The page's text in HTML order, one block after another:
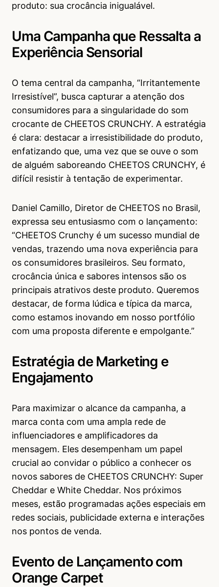
produto: sua crocância inigualável.
Uma Campanha que Ressalta a
Experiência Sensorial
O tema central da campanha, “Irritantemente
Irresistível”, busca capturar a atenção dos
consumidores para a singularidade do som
crocante de CHEETOS CRUNCHY. A estratégia
é clara: destacar a irresistibilidade do produto,
enfatizando que, uma vez que se ouve o som
de alguém saboreando CHEETOS CRUNCHY, é
difícil resistir à tentação de experimentar.
Daniel Camillo, Diretor de CHEETOS no Brasil,
expressa seu entusiasmo com o lançamento:
“CHEETOS Crunchy é um sucesso mundial de
vendas, trazendo uma nova experiência para
os consumidores brasileiros. Seu formato,
crocância única e sabores intensos são os
principais atrativos deste produto. Queremos
destacar, de forma lúdica e típica da marca,
como estamos inovando em nosso portfólio
com uma proposta diferente e empolgante.”
Estratégia de Marketing e
Engajamento
Para maximizar o alcance da campanha, a
marca conta com uma ampla rede de
influenciadores e amplificadores da
mensagem. Eles desempenham um papel
crucial ao convidar o público a conhecer os
novos sabores de CHEETOS CRUNCHY: Super
Cheddar e White Cheddar. Nos próximos
meses, estão programadas ações especiais em
redes sociais, publicidade externa e interações
nos pontos de venda.
Evento de Lançamento com
Orange Carpet